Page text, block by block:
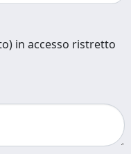
in accesso ristretto